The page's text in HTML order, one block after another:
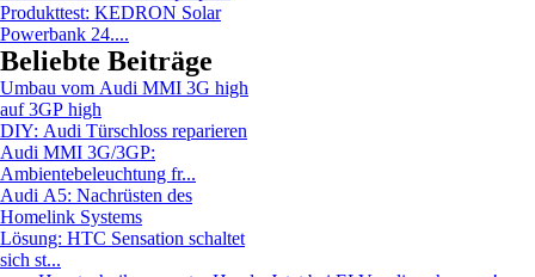
Produkttest: KEDRON Solar
Powerbank 24....
Beliebte Beiträge
Umbau vom Audi MMI 3G high
auf 3GP high
DIY: Audi Türschloss reparieren
Audi MMI 3G/3GP:
Ambientebeleuchtung fr...
Audi A5: Nachrüsten des
Homelink Systems
Lösung: HTC Sensation schaltet
sich st...